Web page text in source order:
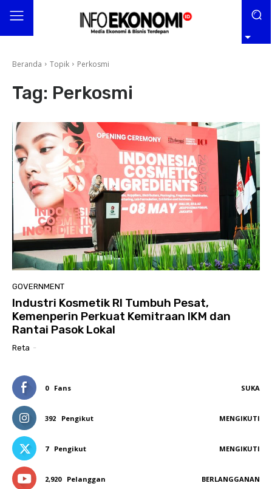
Beranda Topik Perkosmi
Tag: Perkosmi
GOVERNMENT
Industri Kosmetik RI Tumbuh Pesat,
Kemenperin Perkuat Kemitraan IKM dan
Rantai Pasok Lokal
Reta -
0 Fans SUKA
392 Pengikut MENGIKUTI
7 Pengikut MENGIKUTI
2,920 Pelanggan BERLANGGANAN